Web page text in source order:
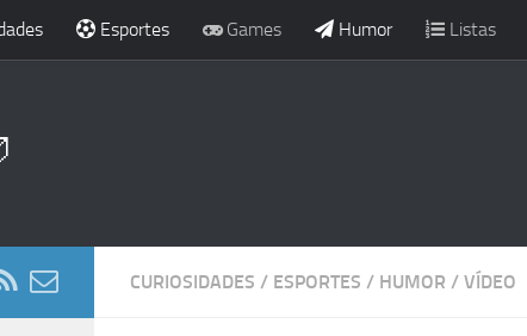
Esportes Games Humor Listas
CURIOSIDADES / ESPORTES / HUMOR / VÍDEO